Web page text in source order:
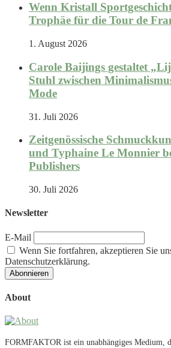
Wenn Kristall
Trophäe für die Tour de
1. August 2026
Carole Baijings gestaltet
Stuhl zwischen
Mode
31. Juli 2026
Zeitgenössische
und Typhaine Le Monnier
Publishers
30. Juli 2026
Newsletter
E-Mail
Wenn Sie fortfahren, akzeptieren Sie
Datenschutzerklärung.
About
FORMFAKTOR ist ein unabhängiges Medium,